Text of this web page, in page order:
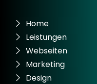
Home
Leistungen
Webseiten
Marketing
Design